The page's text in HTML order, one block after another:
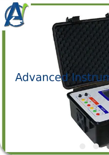
PRODUKTY
Advanced
Instruments
Co.,Limited.
All
Rights